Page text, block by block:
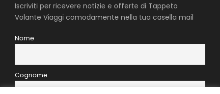
Iscriviti per ricevere notizie e offerte di Tappeto
Volante Viaggi comodamente nella tua casella mail
Nome
Cognome